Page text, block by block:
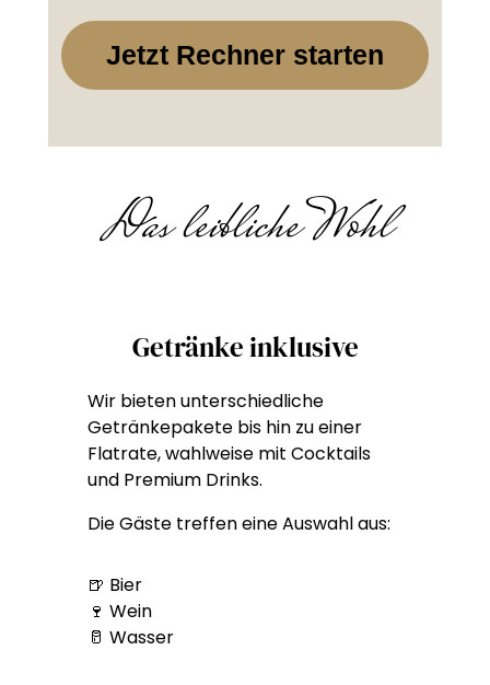
Jetzt Rechner starten
Das leibliche Wohl
Getränke inklusive
Wir bieten unterschiedliche
Getränkepakete bis hin zu einer
Flatrate, wahlweise mit Cocktails
und Premium Drinks.
Die Gäste treffen eine Auswahl aus:
🍺 Bier
🍷 Wein
🥛 Wasser